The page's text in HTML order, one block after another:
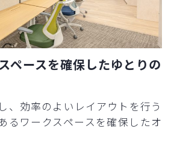
ペースを確保したゆとりの
、効率のよいレイアウトを行う
るワークスペースを確保したオ